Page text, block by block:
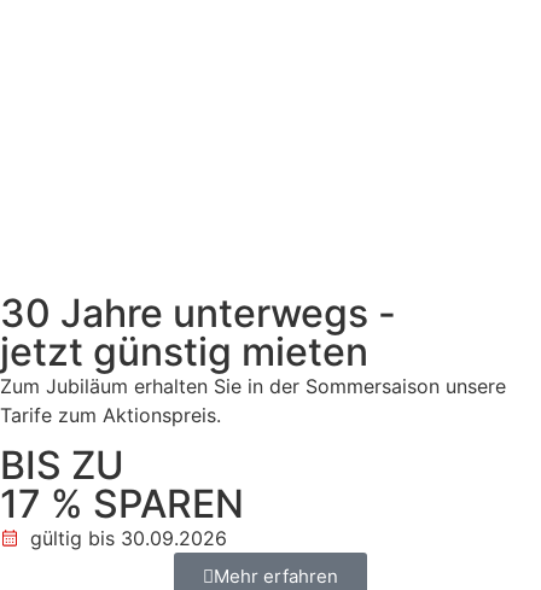
30 Jahre unterwegs -
jetzt günstig mieten
Zum Jubiläum erhalten Sie in der Sommersaison unsere
Tarife zum Aktionspreis.
BIS ZU
17 % SPAREN
gültig bis 30.09.2026
Mehr erfahren